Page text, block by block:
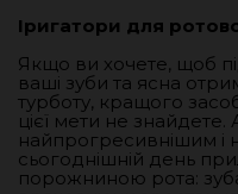
Іригатори для
Якщо ви хочете, щоб
ваші зуби та ясна
турботу, кращого
цієї мети не
найпрогресивнішим і
сьогоднішній день
порожниною рота: